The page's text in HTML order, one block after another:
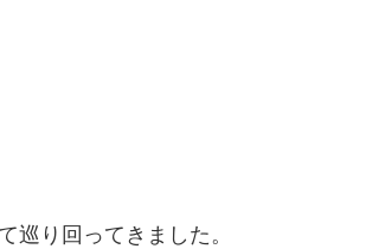
巡り回ってきました。